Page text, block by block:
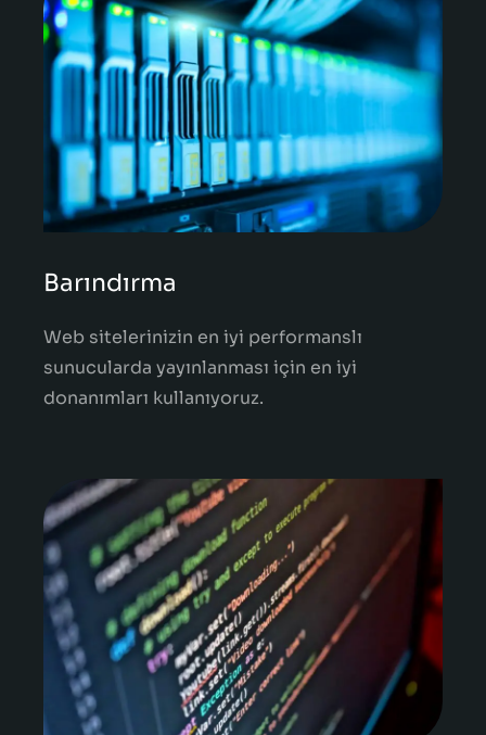
Barındırma
Web sitelerinizin en iyi performanslı
sunucularda yayınlanması için en iyi
donanımları kullanıyoruz.